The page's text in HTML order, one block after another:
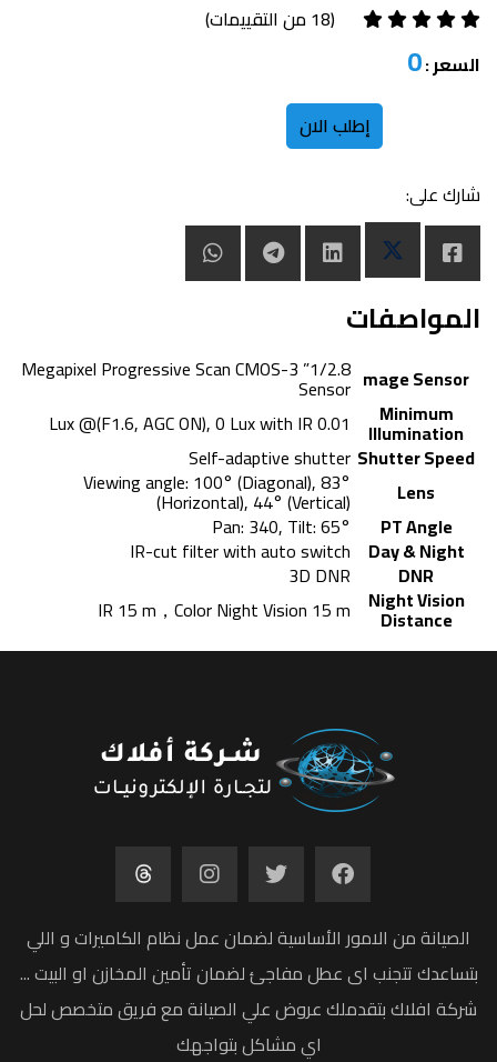
(18 من التقييمات)
السعر :0
إطلب الان
شارك على:
المواصفات
mage Sensor
1/2.8” 3-Megapixel Progressive Scan CMOS
Sensor
Minimum
Illumination
0.01 Lux @(F1.6, AGC ON), 0 Lux with IR
Shutter Speed
Self-adaptive shutter
Lens
Viewing angle: 100° (Diagonal), 83°
(Horizontal), 44° (Vertical)
PT Angle
Pan: 340, Tilt: 65°
Day & Night
IR-cut filter with auto switch
DNR
3D DNR
Night Vision
Distance
IR 15 m，Color Night Vision 15 m
الصيانة من الامور الأساسية لضمان عمل نظام الكاميرات و اللي
بتساعدك تتجنب اى عطل مفاجئ لضمان تأمين المخازن او البيت ...
شركة افلاك بتقدملك عروض علي الصيانة مع فريق متخصص لحل
اي مشاكل بتواجهك